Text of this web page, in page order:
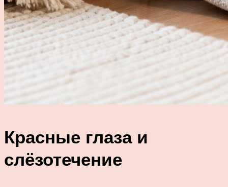
Красные глаза и
слёзотечение